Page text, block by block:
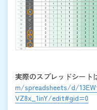
実際のスプレッドシー
m/spreadsheets/d/
VZ8x_1inY/edit#gid=0